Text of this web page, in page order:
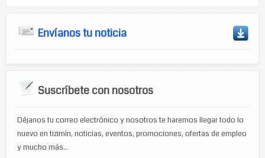
Envíanos tu noticia
Suscríbete con nosotros
Déjanos tu correo electrónico y nosotros te haremos llegar todo lo
nuevo en tizimín, noticias, eventos, promociones, ofertas de empleo
y mucho más...